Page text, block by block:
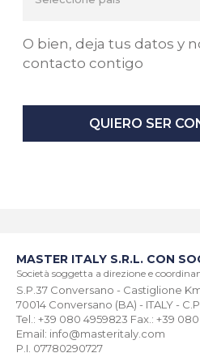
O bien, deja tus datos y
contacto contigo
QUIERO SER
MASTER ITALY S.R.L. CON
Società soggetta a direzione e
S.P.37 Conversano - Castiglione
70014 Conversano (BA) - ITALY - C.P.
Tel.: +39 080 4959823 Fax.: +39
Email: info@masteritaly.com
P.I. 07780290727